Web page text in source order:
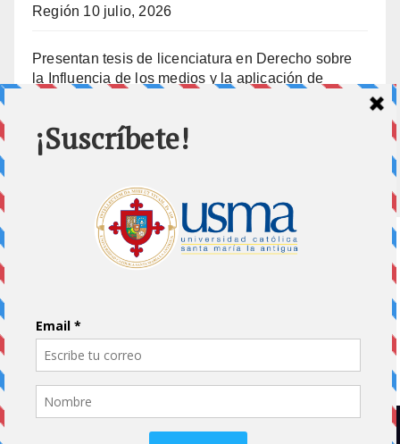
Región 10 julio, 2026
Presentan tesis de licenciatura en Derecho sobre
la Influencia de los medios y la aplicación de